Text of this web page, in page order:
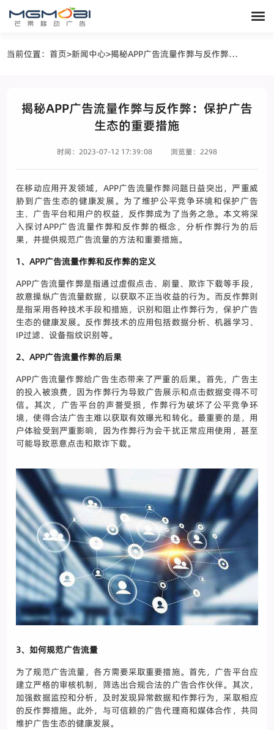
当前位置：首页>新闻中心> 揭秘APP广告流量作弊与反作弊：保护广告生态的重要措施
揭秘APP广告流量作弊与反作弊：保护广告
生态的重要措施
时间：2023-07-12 17:39:08 浏览量：2298
在移动应用开发领域，APP广告流量作弊问题日益突出，严重威
胁到广告生态的健康发展。为了维护公平竞争环境和保护广告
主、广告平台和用户的权益，反作弊成为了当务之急。本文将深
入探讨APP广告流量作弊和反作弊的概念，分析作弊行为的后
果，并提供规范广告流量的方法和重要措施。
1、APP广告流量作弊和反作弊的定义
APP广告流量作弊是指通过虚假点击、刷量、欺诈下载等手段，
故意操纵广告流量数据，以获取不正当收益的行为。而反作弊则
是指采用各种技术手段和措施，识别和阻止作弊行为，保护广告
生态的健康发展。反作弊技术的应用包括数据分析、机器学习、
IP过滤、设备指纹识别等。
2、APP广告流量作弊的后果
APP广告流量作弊给广告生态带来了严重的后果。首先，广告主
的投入被浪费，因为作弊行为导致广告展示和点击数据变得不可
信。其次，广告平台的声誉受损，作弊行为破坏了公平竞争环
境，使得合法广告主难以获取有效曝光和转化。最重要的是，用
户体验受到严重影响，因为作弊行为会干扰正常应用使用，甚至
可能导致恶意点击和欺诈下载。
3、如何规范广告流量
为了规范广告流量，各方需要采取重要措施。首先，广告平台应
建立严格的审核机制，筛选出合规合法的广告合作伙伴。其次，
加强数据监控和分析，及时发现异常数据和作弊行为，采取相应
的反作弊措施。此外，与可信赖的广告代理商和媒体合作，共同
维护广告生态的健康发展。